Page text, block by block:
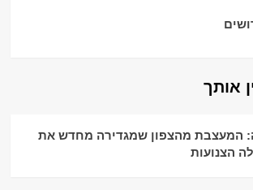
אותך
המעצבת מהצפון שמגדירה מחדש את
הצנועות